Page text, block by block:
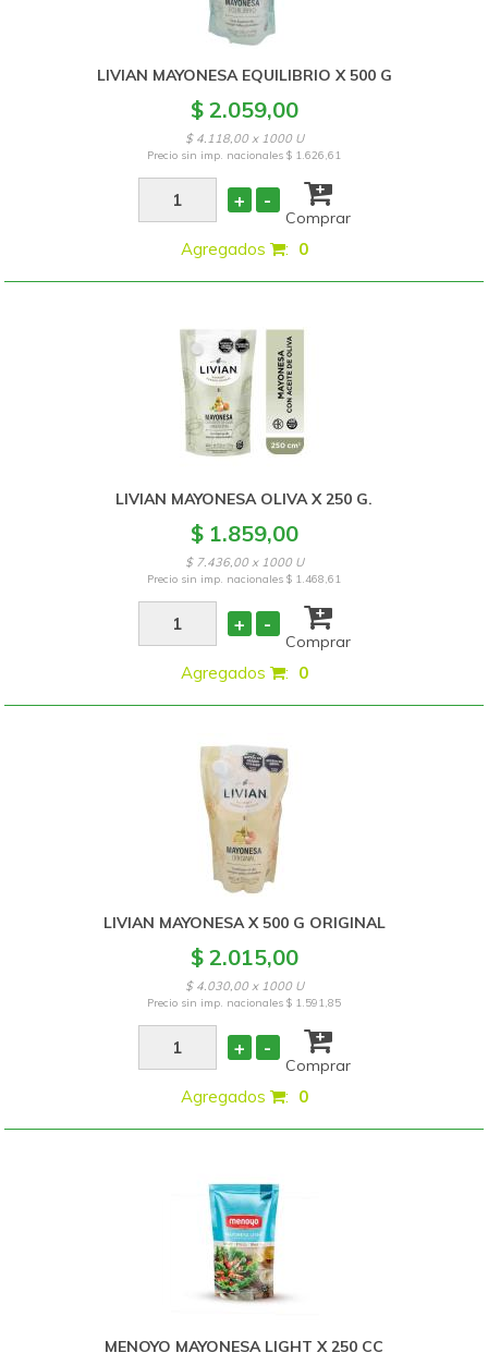
LIVIAN MAYONESA EQUILIBRIO X 500 G
$ 2.059,00
$ 4.118,00 x 1000 U
Precio sin imp. nacionales$ 1.626,61
+ -
Comprar
Agregados : 0
LIVIAN MAYONESA OLIVA X 250 G.
$ 1.859,00
$ 7.436,00 x 1000 U
Precio sin imp. nacionales$ 1.468,61
+ -
Comprar
Agregados : 0
LIVIAN MAYONESA X 500 G ORIGINAL
$ 2.015,00
$ 4.030,00 x 1000 U
Precio sin imp. nacionales$ 1.591,85
+ -
Comprar
Agregados : 0
MENOYO MAYONESA LIGHT X 250 CC